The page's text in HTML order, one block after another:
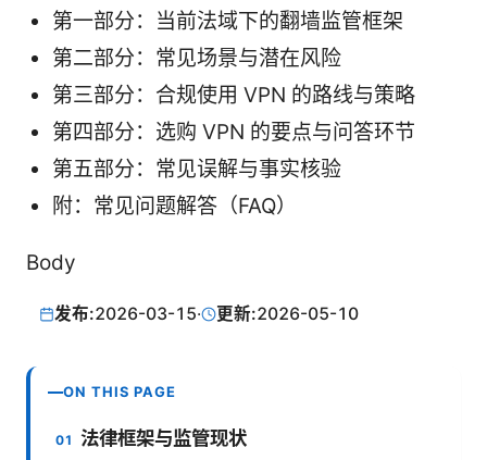
第一部分：当前法域下的翻墙监管框架
第二部分：常见场景与潜在风险
第三部分：合规使用 VPN 的路线与策略
第四部分：选购 VPN 的要点与问答环节
第五部分：常见误解与事实核验
附：常见问题解答（FAQ）
Body
发布:2026-03-15· 更新:2026-05-10
ON THIS PAGE
法律框架与监管现状